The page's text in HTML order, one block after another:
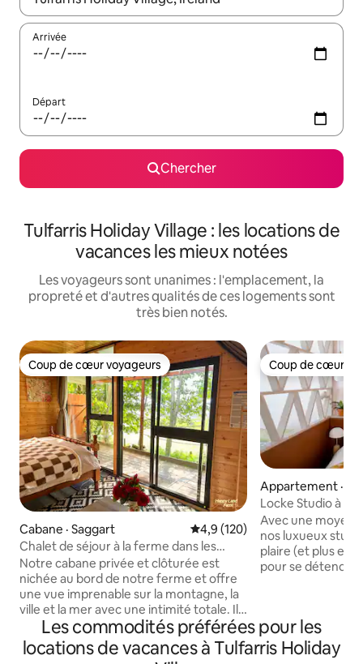
Arrivée
Départ
Chercher
Tulfarris Holiday Village : les locations de
vacances les mieux notées
Les voyageurs sont unanimes : l'emplacement, la
propreté et d'autres qualités de ces logements sont
très bien notés.
Coup de cœur voyageurs
Coup de cœur voyageurs
Cabane · Saggart Note moyenne de 4,9 sur 5,
4,9 (120)
Chalet de séjour à la ferme dans les
bois – Animaux et nature
Notre cabane privée et clôturée est
nichée au bord de notre ferme et offre
une vue imprenable sur la montagne, la
ville et la mer avec une intimité totale. Il y
a une douche chaude, une machine à
café, de l'eau filtrée, une bouilloire, un
radiateur au gaz, une couverture
Coup de cœur
Coup de cœur
Appartement ·
Locke Studio à
Avec une
nos luxueux
plaire (et plus encore). Il y a
pour se
entièrement
table à manger,
linge, un lave-
Les commodités préférées pour les
locations de vacances à Tulfarris Holiday